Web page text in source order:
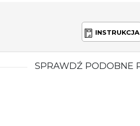
INSTRUKCJA
SPRAWDŹ PODOBNE